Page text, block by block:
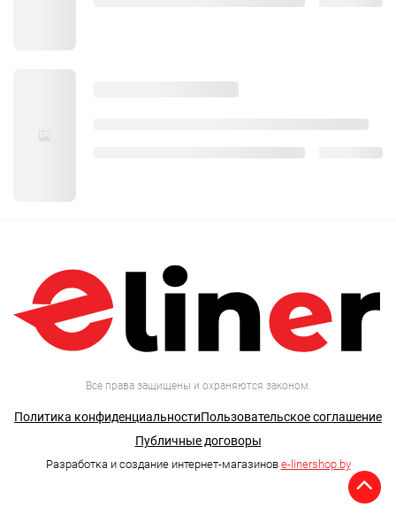
Все права защищены и охраняются законом.
Политика конфиденциальностиПользовательское соглашение
Публичные договоры
Разработка и создание интернет-магазинов e-linershop.by